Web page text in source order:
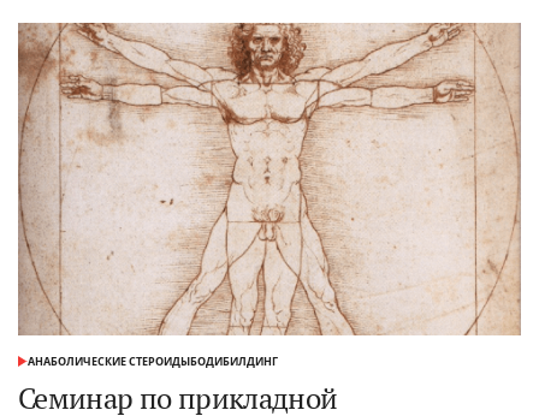
Наурыз
–
Неделя
бесплатного
спорта
2016»
«Здоровый
Наурыз
–
Неделя
бесплатного
спорта
2016»
ОПУБЛИКОВАНО
АНАБОЛИЧЕСКИЕ СТЕРОИДЫБОДИБИЛДИНГ
Семинар по прикладной